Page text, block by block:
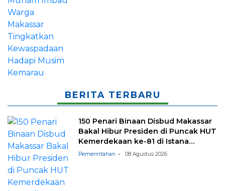
BERITA TERBARU
150 Penari Binaan Disbud Makassar
Bakal Hibur Presiden di Puncak HUT
Kemerdekaan ke-81 di Istana
Negara
Pemerintahan 08 Agustus 2026